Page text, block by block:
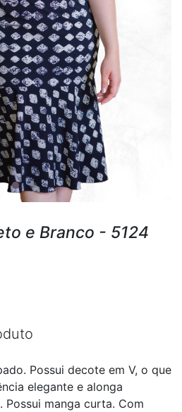
e Branco - 5124
Possui decote em V, o que
elegante e alonga
manga curta. Com